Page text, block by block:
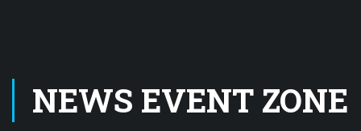
NEWS EVENT ZONE